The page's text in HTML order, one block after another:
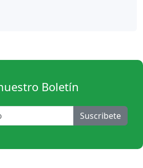
Boletín
Suscribete